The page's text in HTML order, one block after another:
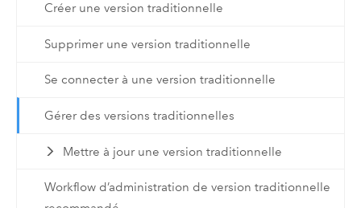
Créer une version traditionnelle
Supprimer une version traditionnelle
Se connecter à une version traditionnelle
Gérer des versions traditionnelles
Mettre à jour une version traditionnelle
Workflow d’administration de version traditionnelle